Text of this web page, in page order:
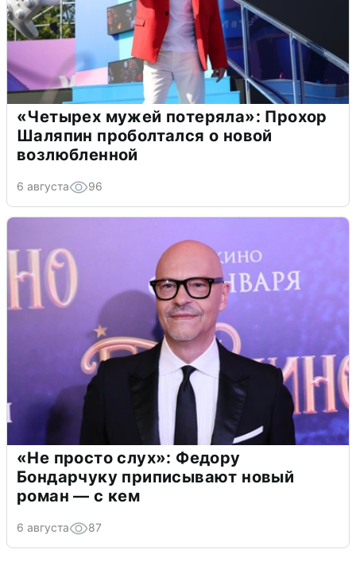
«Четырех мужей потеряла»: Прохор
Шаляпин проболтался о новой
возлюбленной
6 августа 96
«Не просто слух»: Федору
Бондарчуку приписывают новый
роман — с кем
6 августа 87